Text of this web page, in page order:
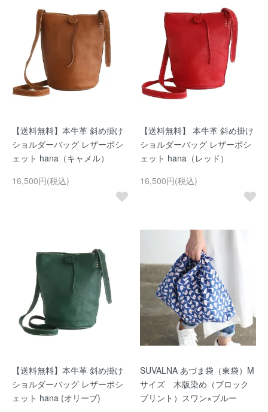
【送料無料】本牛革 斜め掛け
ショルダーバッグ レザーポシ
ェット hana（キャメル）
16,500円(税込)
【送料無料】 本牛革 斜め掛け
ショルダーバッグ レザーポシ
ェット hana（レッド）
16,500円(税込)
【送料無料】本牛革 斜め掛け
ショルダーバッグ レザーポシ
ェット hana (オリーブ)
SUVALNA あづま袋（東袋）M
サイズ 木版染め（ブロック
プリント）スワン×ブルー